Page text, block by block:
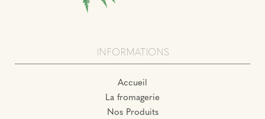
INFORMATIONS
Accueil
La fromagerie
Nos Produits